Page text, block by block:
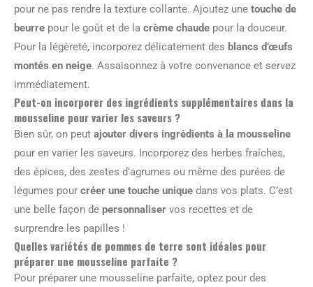
pour ne pas rendre la texture collante. Ajoutez une touche de
beurre pour le goût et de la crème chaude pour la douceur.
Pour la légèreté, incorporez délicatement des blancs d’œufs
montés en neige. Assaisonnez à votre convenance et servez
immédiatement.
Peut-on incorporer des ingrédients supplémentaires dans la
mousseline pour varier les saveurs ?
Bien sûr, on peut ajouter divers ingrédients à la mousseline
pour en varier les saveurs. Incorporez des herbes fraîches,
des épices, des zestes d’agrumes ou même des purées de
légumes pour créer une touche unique dans vos plats. C’est
une belle façon de personnaliser vos recettes et de
surprendre les papilles !
Quelles variétés de pommes de terre sont idéales pour
préparer une mousseline parfaite ?
Pour préparer une mousseline parfaite, optez pour des